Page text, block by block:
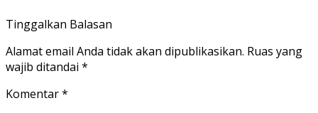
Tinggalkan Balasan
Alamat email Anda tidak akan dipublikasikan. Ruas yang
wajib ditandai *
Komentar*